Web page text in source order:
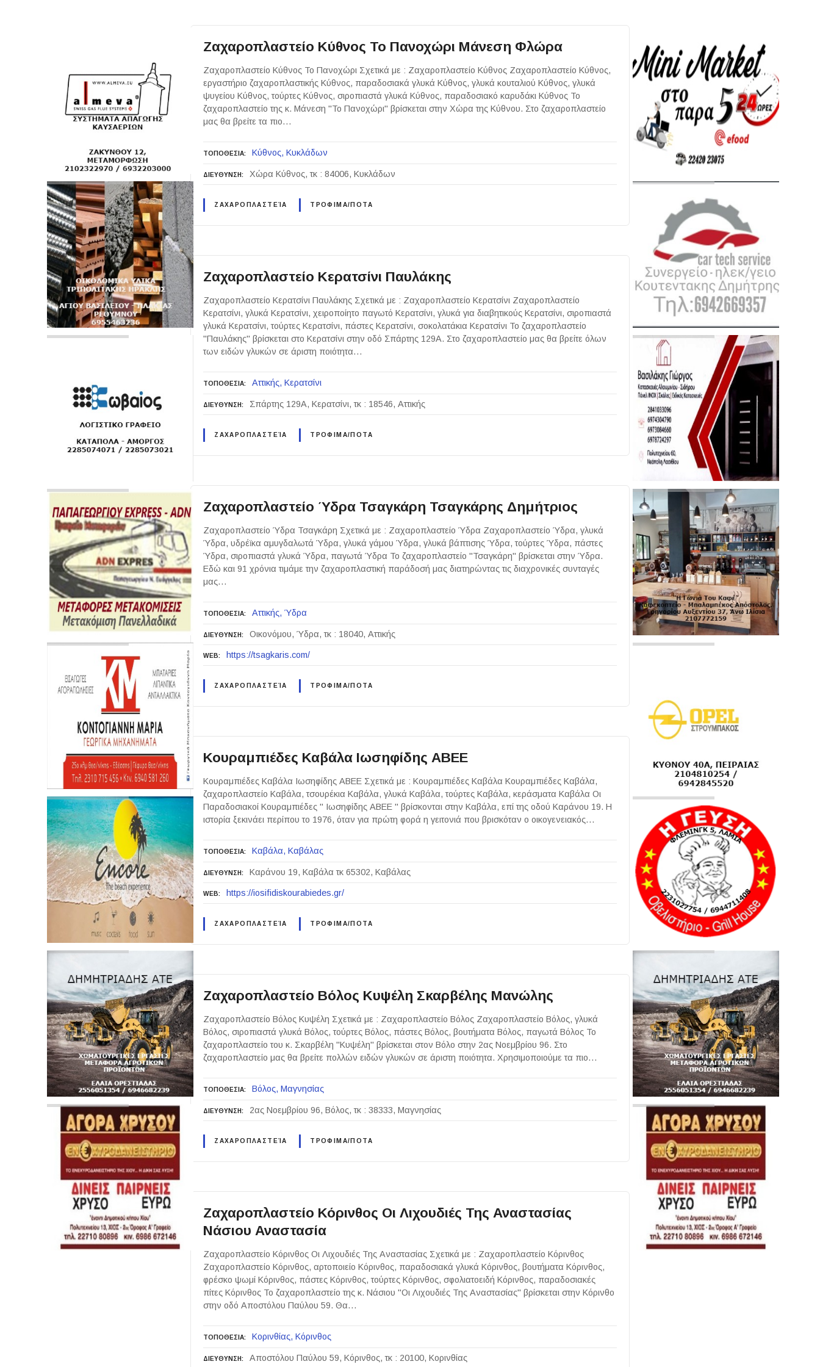
Ζαχαροπλαστείο Κύθνος Το Πανοχώρι Μάνεση Φλώρα
Ζαχαροπλαστείο Κύθνος Το Πανοχώρι Σχετικά με : Ζαχαροπλαστείο Κύθνος Ζαχαροπλαστείο Κύθνος,
εργαστήριο ζαχαροπλαστικής Κύθνος, παραδοσιακά γλυκά Κύθνος, γλυκά κουταλιού Κύθνος, γλυκά
ψυγείου Κύθνος, τούρτες Κύθνος, σιροπιαστά γλυκά Κύθνος, παραδοσιακό καρυδάκι Κύθνος Το
ζαχαροπλαστείο της κ. Μάνεση "Το Πανοχώρι" βρίσκεται στην Χώρα της Κύθνου. Στο ζαχαροπλαστείο
μας θα βρείτε τα πιο…
ΤΟΠΟΘΕΣΙΑ Κύθνος Κυκλάδων
ΔΙΕΥΘΥΝΣΗ Χώρα Κύθνος, τκ : 84006, Κυκλάδων
ΖΑΧΑΡΟΠΛΑΣΤΕΊΑ ΤΡΟΦΙΜΑ/ΠΟΤΑ
Ζαχαροπλαστείο Κερατσίνι Παυλάκης
Ζαχαροπλαστείο Κερατσίνι Παυλάκης Σχετικά με : Ζαχαροπλαστείο Κερατσίνι Ζαχαροπλαστείο
Κερατσίνι, γλυκά Κερατσίνι, χειροποίητο παγωτό Κερατσίνι, γλυκά για διαβητικούς Κερατσίνι, σιροπιαστά
γλυκά Κερατσίνι, τούρτες Κερατσίνι, πάστες Κερατσίνι, σοκολατάκια Κερατσίνι Το ζαχαροπλαστείο
"Παυλάκης" βρίσκεται στο Κερατσίνι στην οδό Σπάρτης 129Α. Στο ζαχαροπλαστείο μας θα βρείτε όλων
των ειδών γλυκών σε άριστη ποιότητα…
ΤΟΠΟΘΕΣΙΑ Αττικής Κερατσίνι
ΔΙΕΥΘΥΝΣΗ Σπάρτης 129Α, Κερατσίνι, τκ : 18546, Αττικής
ΖΑΧΑΡΟΠΛΑΣΤΕΊΑ ΤΡΟΦΙΜΑ/ΠΟΤΑ
Ζαχαροπλαστείο Ύδρα Τσαγκάρη Τσαγκάρης Δημήτριος
Ζαχαροπλαστείο Ύδρα Τσαγκάρη Σχετικά με : Ζαχαροπλαστείο Ύδρα Ζαχαροπλαστείο Ύδρα, γλυκά
Ύδρα, υδρέϊκα αμυγδαλωτά Ύδρα, γλυκά γάμου Ύδρα, γλυκά βάπτισης Ύδρα, τούρτες Ύδρα, πάστες
Ύδρα, σιροπιαστά γλυκά Ύδρα, παγωτά Ύδρα Το ζαχαροπλαστείο "Τσαγκάρη" βρίσκεται στην Ύδρα.
Εδώ και 91 χρόνια τιμάμε την ζαχαροπλαστική παράδοσή μας διατηρώντας τις διαχρονικές συνταγές
μας…
ΤΟΠΟΘΕΣΙΑ Αττικής Ύδρα
ΔΙΕΥΘΥΝΣΗ Οικονόμου, Ύδρα, τκ : 18040, Αττικής
WEB https://tsagkaris.com/
ΖΑΧΑΡΟΠΛΑΣΤΕΊΑ ΤΡΟΦΙΜΑ/ΠΟΤΑ
Κουραμπιέδες Καβάλα Ιωσηφίδης ΑΒΕΕ
Κουραμπιέδες Καβάλα Ιωσηφίδης ΑΒΕΕ Σχετικά με : Κουραμπιέδες Καβάλα Κουραμπιέδες Καβάλα,
ζαχαροπλαστείο Καβάλα, τσουρέκια Καβάλα, γλυκά Καβάλα, τούρτες Καβάλα, κεράσματα Καβάλα Οι
Παραδοσιακοί Κουραμπιέδες " Ιωσηφίδης ΑΒΕΕ " βρίσκονται στην Καβάλα, επί της οδού Καράνου 19. Η
ιστορία ξεκινάει περίπου το 1976, όταν για πρώτη φορά η γειτονιά που βρισκόταν ο οικογενειακός…
ΤΟΠΟΘΕΣΙΑ Καβάλα Καβάλας
ΔΙΕΥΘΥΝΣΗ Καράνου 19, Καβάλα τκ 65302, Καβάλας
WEB https://iosifidiskourabiedes.gr/
ΖΑΧΑΡΟΠΛΑΣΤΕΊΑ ΤΡΟΦΙΜΑ/ΠΟΤΑ
Ζαχαροπλαστείο Βόλος Κυψέλη Σκαρβέλης Μανώλης
Ζαχαροπλαστείο Βόλος Κυψέλη Σχετικά με : Ζαχαροπλαστείο Βόλος Ζαχαροπλαστείο Βόλος, γλυκά
Βόλος, σιροπιαστά γλυκά Βόλος, τούρτες Βόλος, πάστες Βόλος, βουτήματα Βόλος, παγωτά Βόλος Το
ζαχαροπλαστείο του κ. Σκαρβέλη "Κυψέλη" βρίσκεται στον Βόλο στην 2ας Νοεμβρίου 96. Στο
ζαχαροπλαστείο μας θα βρείτε πολλών ειδών γλυκών σε άριστη ποιότητα. Χρησιμοποιούμε τα πιο…
ΤΟΠΟΘΕΣΙΑ Βόλος Μαγνησίας
ΔΙΕΥΘΥΝΣΗ 2ας Νοεμβρίου 96, Βόλος, τκ : 38333, Μαγνησίας
ΖΑΧΑΡΟΠΛΑΣΤΕΊΑ ΤΡΟΦΙΜΑ/ΠΟΤΑ
Ζαχαροπλαστείο Κόρινθος Οι Λιχουδιές Της Αναστασίας
Νάσιου Αναστασία
Ζαχαροπλαστείο Κόρινθος Οι Λιχουδιές Της Αναστασίας Σχετικά με : Ζαχαροπλαστείο Κόρινθος
Ζαχαροπλαστείο Κόρινθος, αρτοποιείο Κόρινθος, παραδοσιακά γλυκά Κόρινθος, βουτήματα Κόρινθος,
φρέσκο ψωμί Κόρινθος, πάστες Κόρινθος, τούρτες Κόρινθος, σφολιατοειδή Κόρινθος, παραδοσιακές
πίτες Κόρινθος Το ζαχαροπλαστείο της κ. Νάσιου "Οι Λιχουδιές Της Αναστασίας" βρίσκεται στην Κόρινθο
στην οδό Αποστόλου Παύλου 59. Θα…
ΤΟΠΟΘΕΣΙΑ Κορινθίας Κόρινθος
ΔΙΕΥΘΥΝΣΗ Αποστόλου Παύλου 59, Κόρινθος, τκ : 20100, Κορινθίας